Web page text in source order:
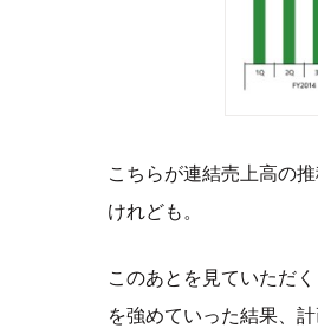
こちらが連結売上高の
けれども。
このあとを見ていただ
を強めていった結果、